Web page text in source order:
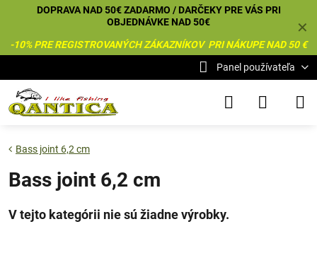
✕
DOPRAVA NAD 50€ ZADARMO / DARČEKY PRE VÁS PRI
OBJEDNÁVKE NAD 50€
-10% PRE REGISTROVANÝCH ZÁKAZNÍKOV PRI NÁKUPE NAD 50 €
Panel používateľa
Bass joint 6,2 cm
Bass joint 6,2 cm